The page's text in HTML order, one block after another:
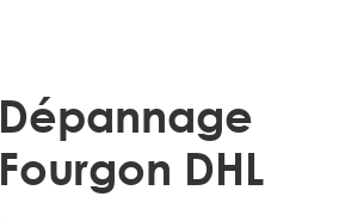
Dépannage
Fourgon DHL